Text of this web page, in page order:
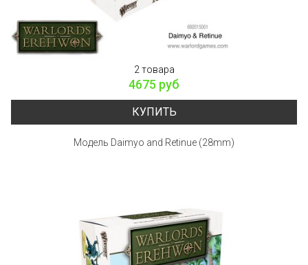
2 товара
4675 руб
КУПИТЬ
Модель Daimyo and Retinue (28mm)